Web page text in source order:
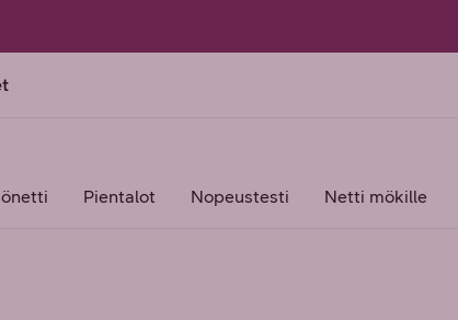
Pientalot Nopeustesti Netti mökille